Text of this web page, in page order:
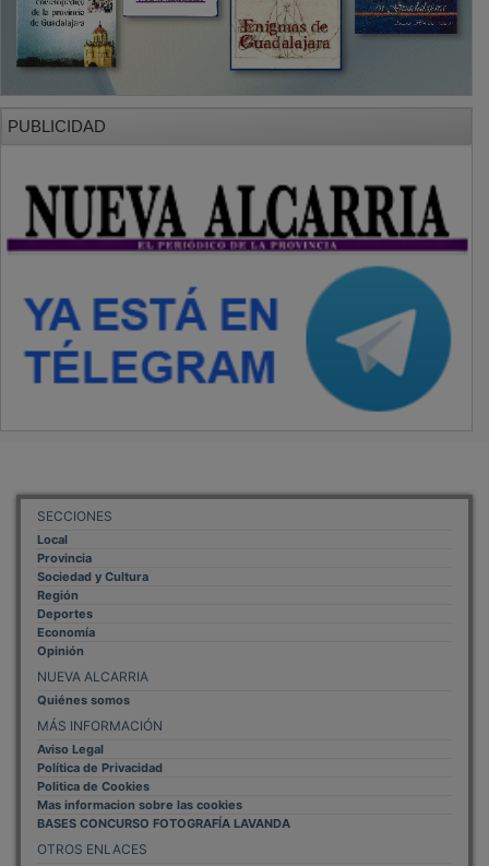
SECCIONES
Local
Provincia
Sociedad y Cultura
Región
Deportes
Economía
Opinión
NUEVA ALCARRIA
Quiénes somos
MÁS INFORMACIÓN
Aviso Legal
Política de Privacidad
Politica de Cookies
Mas informacion sobre las cookies
BASES CONCURSO FOTOGRAFÍA LAVANDA
OTROS ENLACES
Sistemas Integrales Cualificados